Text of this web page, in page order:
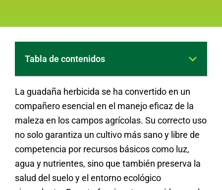
Tabla de contenidos
La guadaña herbicida se ha convertido en un
compañero esencial en el manejo eficaz de la
maleza en los campos agrícolas. Su correcto uso
no solo garantiza un cultivo más sano y libre de
competencia por recursos básicos como luz,
agua y nutrientes, sino que también preserva la
salud del suelo y el entorno ecológico